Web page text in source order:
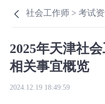
社会工作师 >考试
2025年天津社
相关事宜概览
2024.12.19 18:49:59